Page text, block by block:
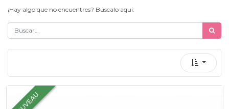
¡Hay algo que no encuentres? Búscalo aquí: